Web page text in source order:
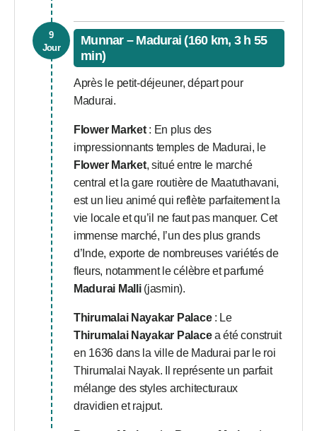
9
Jour
Munnar – Madurai (160 km, 3 h 55
min)
Après le petit-déjeuner, départ pour
Madurai.
Flower Market: En plus des
impressionnants temples de Madurai, le
Flower Market, situé entre le marché
central et la gare routière de Maatuthavani,
est un lieu animé qui reflète parfaitement la
vie locale et qu’il ne faut pas manquer. Cet
immense marché, l’un des plus grands
d’Inde, exporte de nombreuses variétés de
fleurs, notamment le célèbre et parfumé
Madurai Malli(jasmin).
Thirumalai Nayakar Palace: Le
Thirumalai Nayakar Palacea été construit
en 1636 dans la ville de Madurai par le roi
Thirumalai Nayak. Il représente un parfait
mélange des styles architecturaux
dravidien et rajput.